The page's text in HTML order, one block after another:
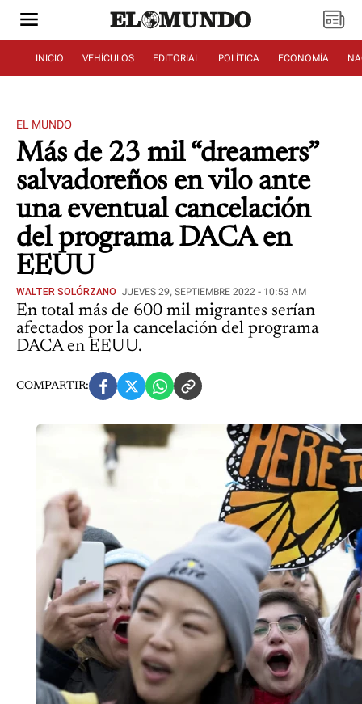
INICIO VEHÍCULOS EDITORIAL POLÍTICA ECONOMÍA
EL MUNDO
Más de 23 mil “dreamers”
salvadoreños en vilo ante
una eventual cancelación
del programa DACA en
EEUU
WALTER SOLÓRZANO JUEVES 29, SEPTIEMBRE 2022 - 10:53 AM
En total más de 600 mil migrantes serían
afectados por la cancelación del programa
DACA en EEUU.
COMPARTIR: